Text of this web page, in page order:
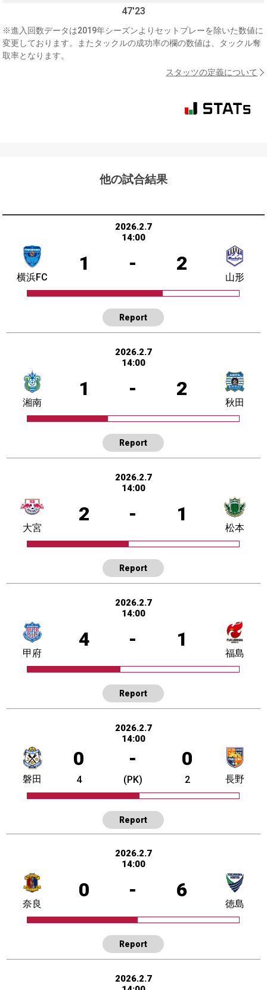
47'23
※進入回数データは2019年シーズンよりセットプレーを除いた数値に
変更しております。またタックルの成功率の欄の数値は、タックル奪
取率となります。
スタッツの定義について
他の試合結果
2026.2.7
14:00
1 - 2
横浜FC 山形
Report
2026.2.7
14:00
1 - 2
湘南 秋田
Report
2026.2.7
14:00
2 - 1
大宮 松本
Report
2026.2.7
14:00
4 - 1
甲府 福島
Report
2026.2.7
14:00
0 - 0
磐田 4 (PK) 2 長野
Report
2026.2.7
14:00
0 - 6
奈良 徳島
Report
2026.2.7